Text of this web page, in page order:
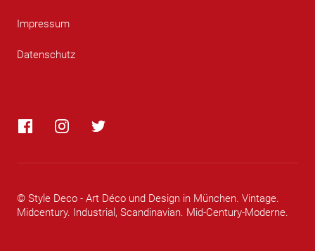
Impressum
Datenschutz
FacebookInstagramTwitter
© Style Deco - Art Déco und Design in München. Vintage.
Midcentury. Industrial, Scandinavian. Mid-Century-Moderne.